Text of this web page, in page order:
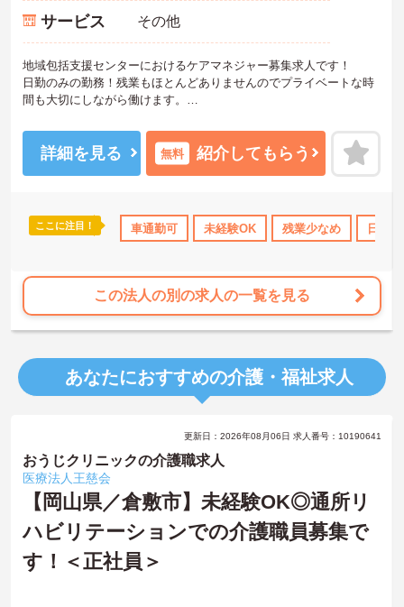
資格取得サポート 研修制度あり 産休･育休･介護休暇取
サービス その他
地域包括支援センターにおけるケアマネジャー募集求人です！
日勤のみの勤務！残業もほとんどありませんのでプライベートな時
間も大切にしながら働けます。
すのでお気軽にご相談ください。
詳細を見る 無料 紹介してもらう
ここに注目！ 車通勤可 未経験OK 残業少なめ 日勤
この法人の別の求人の一覧を見る
あなたにおすすめの介護・福祉求人
更新日：2026年08月06日 求人番号：10190641
おうじクリニックの介護職求人
医療法人王慈会
【岡山県／倉敷市】未経験OK◎通所リ
ハビリテーションでの介護職員募集で
す！＜正社員＞